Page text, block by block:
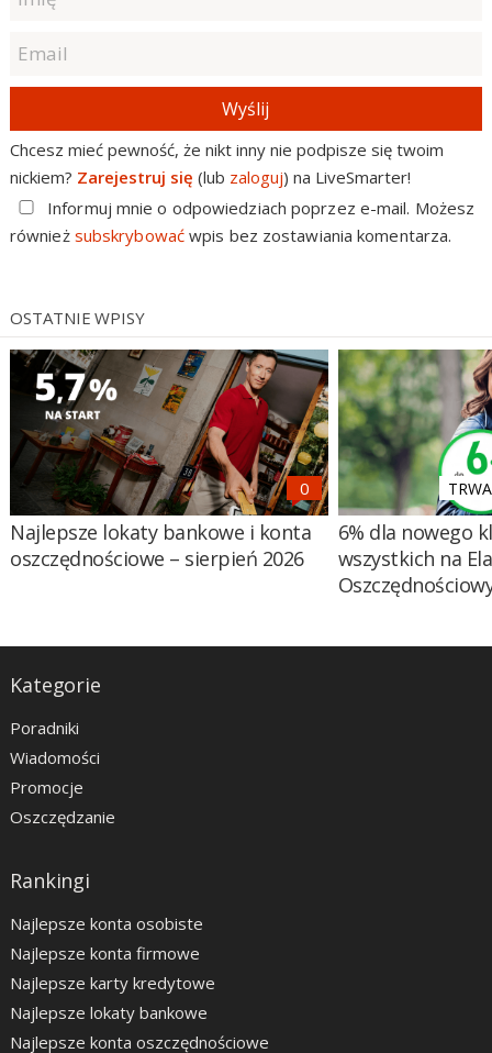
Wyślij
Chcesz mieć pewność, że nikt inny nie podpisze się twoim
nickiem? Zarejestruj się (lub zaloguj) na LiveSmarter!
Informuj mnie o odpowiedziach poprzez e-mail. Możesz
również subskrybowaćwpis bez zostawiania komentarza.
OSTATNIE WPISY
Najlepsze lokaty bankowe i konta
oszczędnościowe – sierpień 2026
6% dla nowego
wszystkich na
Kategorie
Poradniki
Wiadomości
Promocje
Oszczędzanie
Rankingi
Najlepsze konta osobiste
Najlepsze konta firmowe
Najlepsze karty kredytowe
Najlepsze lokaty bankowe
Najlepsze konta oszczędnościowe